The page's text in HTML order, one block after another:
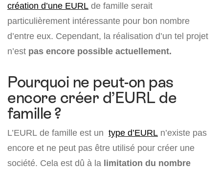
création d’une EURL de famille serait
particulièrement intéressante pour bon nombre
d’entre eux. Cependant, la réalisation d’un tel projet
n’est pas encore possible actuellement.
Pourquoi ne peut-on pas
encore créer d’EURL de
famille ?
L’EURL de famille est un type d’EURL n’existe pas
encore et ne peut pas être utilisé pour créer une
société. Cela est dû à la limitation du nombre